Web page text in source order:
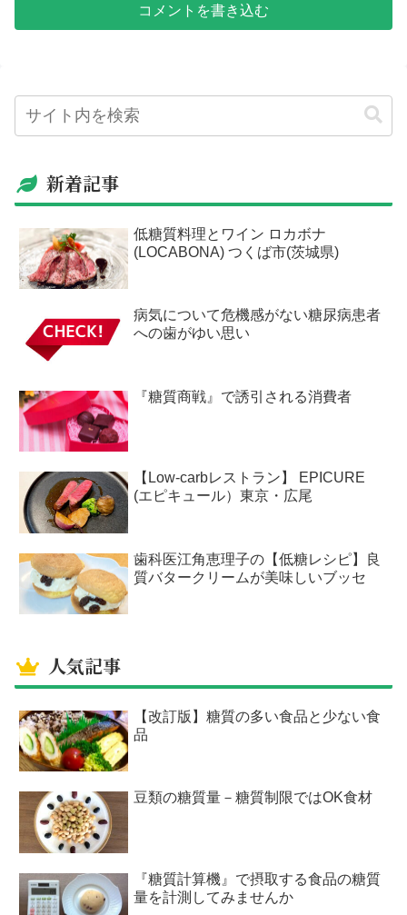
コメントを書き込む
新着記事
低糖質料理とワイン ロカボナ
(LOCABONA) つくば市(茨城県)
病気について危機感がない糖尿病患者
への歯がゆい思い
『糖質商戦』で誘引される消費者
【Low-carbレストラン】 EPICURE
(エピキュール）東京・広尾
歯科医江角恵理子の【低糖レシピ】良
質バタークリームが美味しいブッセ
人気記事
【改訂版】糖質の多い食品と少ない食
品
豆類の糖質量－糖質制限ではOK食材
『糖質計算機』で摂取する食品の糖質
量を計測してみませんか